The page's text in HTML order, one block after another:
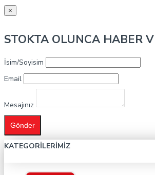
×
STOKTA OLUNCA HABER
İsim/Soyisim
Email
Mesajınız
Gönder
KATEGORILERIMIZ